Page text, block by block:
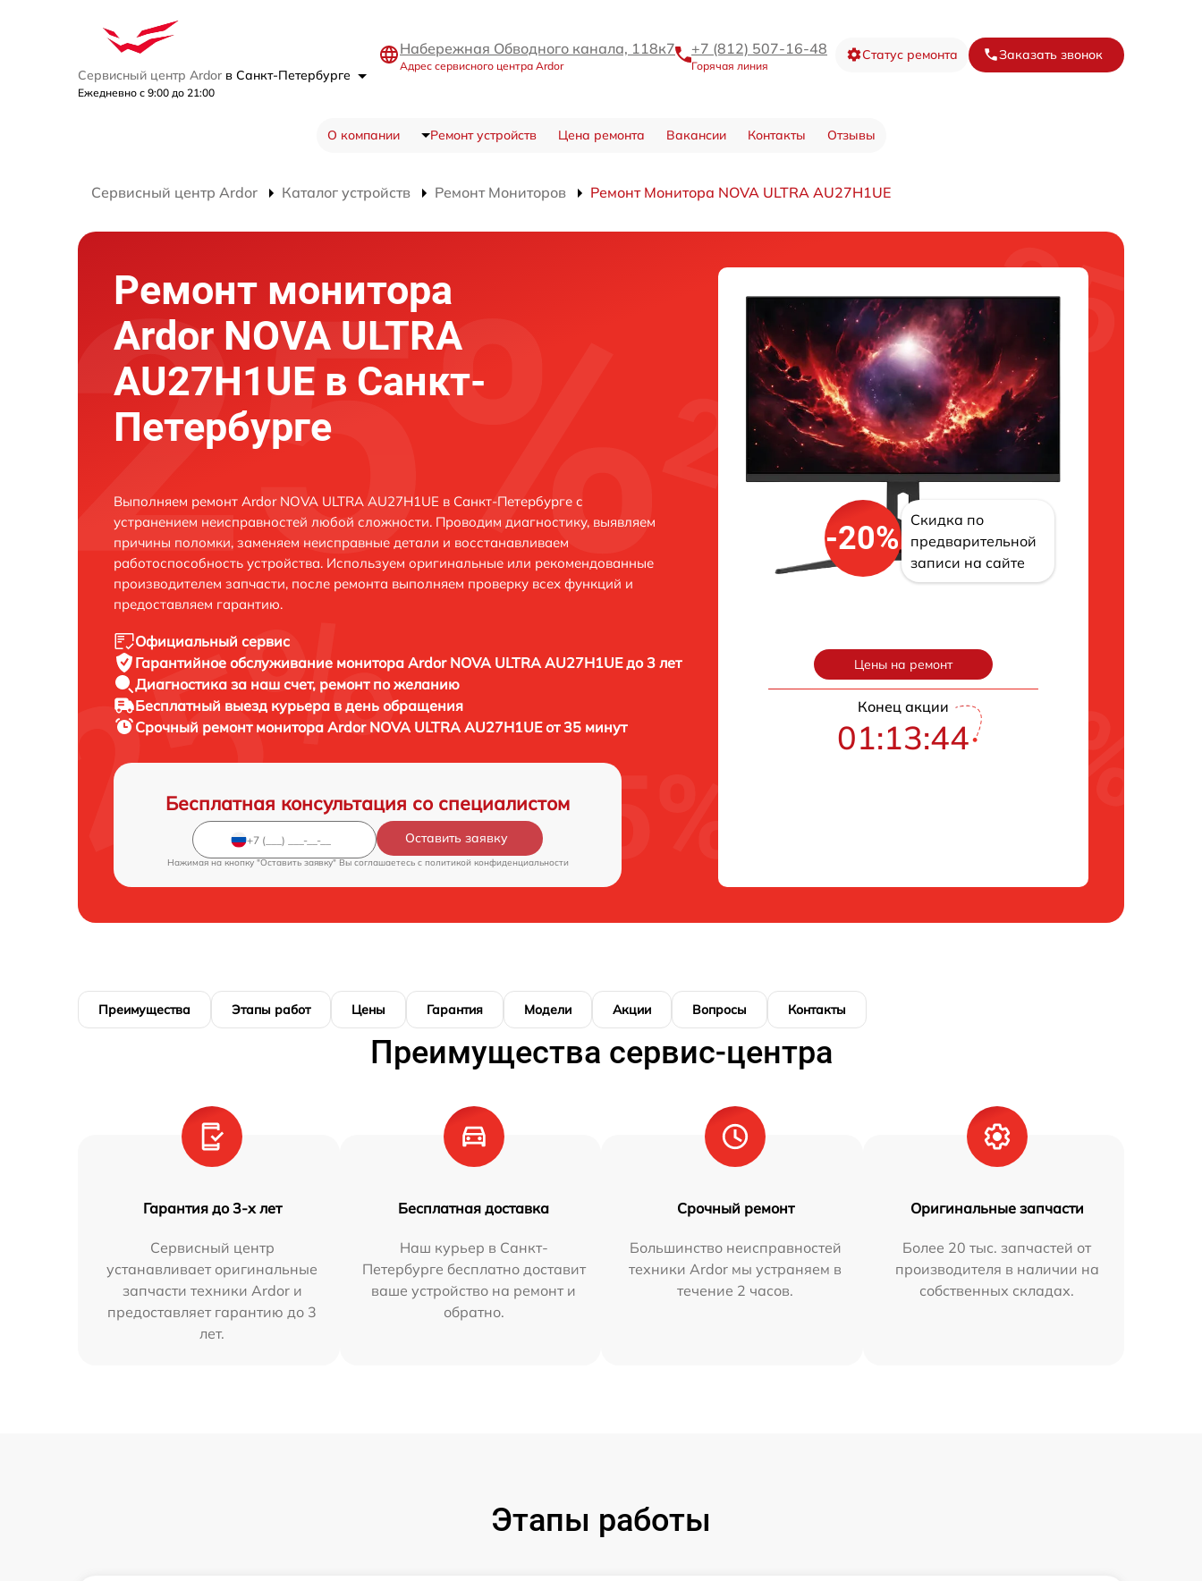
Сервисный центр Ardor в Санкт-Петербурге
Ежедневно с 9:00 до 21:00
Набережная Обводного канала, 118к7
Адрес сервисного центра Ardor
+7 (812) 507-16-48
Горячая линия
Статус ремонта Заказать звонок
О компании Ремонт устройств Цена ремонта Вакансии Контакты Отзывы
Сервисный центр Ardor Каталог устройств Ремонт Мониторов Ремонт Монитора NOVA ULTRA AU27H1UE
Ремонт монитора
Ardor NOVA ULTRA
AU27H1UE в Санкт-
Петербурге
Выполняем ремонт Ardor NOVA ULTRA AU27H1UE в Санкт-Петербурге с
устранением неисправностей любой сложности. Проводим диагностику, выявляем
причины поломки, заменяем неисправные детали и восстанавливаем
работоспособность устройства. Используем оригинальные или рекомендованные
производителем запчасти, после ремонта выполняем проверку всех функций и
предоставляем гарантию.
Официальный сервис
Гарантийное обслуживание монитора Ardor NOVA ULTRA AU27H1UE до 3 лет
Диагностика за наш счет, ремонт по желанию
Бесплатный выезд курьера в день обращения
Срочный ремонт монитора Ardor NOVA ULTRA AU27H1UE от 35 минут
Бесплатная консультация со специалистом
Оставить заявку
Нажимая на кнопку "Оставить заявку" Вы соглашаетесь c политикой конфиденциальности
-20%
Скидка по
предварительной
записи на сайте
Цены на ремонт
Конец акции
01:13:43
Преимущества Этапы работ Цены Гарантия Модели Акции Вопросы Контакты
Преимущества сервис-центра
Гарантия до 3-х лет
Сервисный центр
устанавливает оригинальные
запчасти техники Ardor и
предоставляет гарантию до 3
лет.
Бесплатная доставка
Наш курьер в Санкт-
Петербурге бесплатно доставит
ваше устройство на ремонт и
обратно.
Срочный ремонт
Большинство неисправностей
техники Ardor мы устраняем в
течение 2 часов.
Оригинальные запчасти
Более 20 тыс. запчастей от
производителя в наличии на
собственных складах.
Этапы работы